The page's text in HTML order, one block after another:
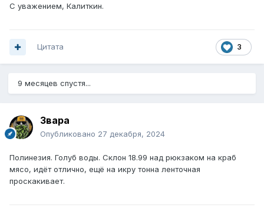
С уважением, Калиткин.
3
Цитата
9 месяцев спустя...
Звара
Опубликовано 27 декабря, 2024
Полинезия. Голуб воды. Склон 18.99 над рюкзаком на краб
мясо, идёт отлично, ещё на икру тонна ленточная
проскакивает.